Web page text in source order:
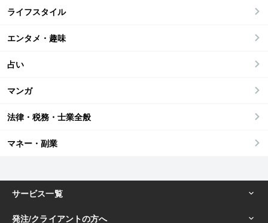
ライフスタイル
エンタメ・趣味
占い
マンガ
法律・税務・士業全般
マネー・副業